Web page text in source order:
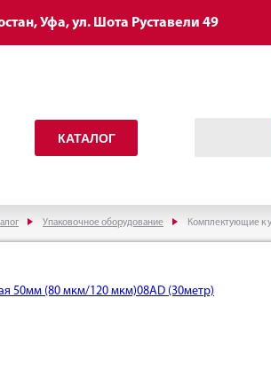
Уфа, ул. Шота Руставели 49
КАТАЛОГ
Упаковочное оборудование Комплектующие к